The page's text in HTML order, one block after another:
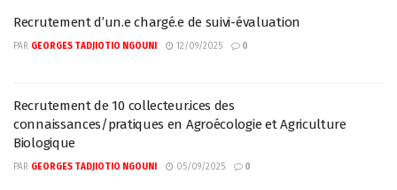
Recrutement d’un.e chargé.e de suivi-évaluation
PAR GEORGES TADJIOTIO NGOUNI 12/09/2025 0
Recrutement de 10 collecteur.ices des
connaissances/pratiques en Agroécologie et Agriculture
Biologique
PAR GEORGES TADJIOTIO NGOUNI 05/09/2025 0